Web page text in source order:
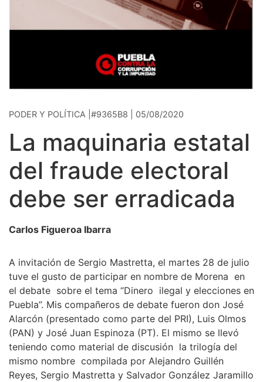
PODER Y POLÍTICA |#9365B8 | 05/08/2020
La maquinaria estatal
del fraude electoral
debe ser erradicada
Carlos Figueroa Ibarra
A invitación de Sergio Mastretta, el martes 28 de julio
tuve el gusto de participar en nombre de Morena en
el debate sobre el tema “Dinero ilegal y elecciones en
Puebla”. Mis compañeros de debate fueron don José
Alarcón (presentado como parte del PRI), Luis Olmos
(PAN) y José Juan Espinoza (PT). El mismo se llevó
teniendo como material de discusión la trilogía del
mismo nombre compilada por Alejandro Guillén
Reyes, Sergio Mastretta y Salvador González Jaramillo